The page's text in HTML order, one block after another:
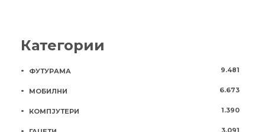
Категории
ФУТУРАМА 9.481
МОБИЛНИ 6.673
КОМПЈУТЕРИ 1.390
3.091